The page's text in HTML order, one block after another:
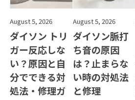
August 5, 2026
ダイソン トリ
ガー反応しな
い？原因と自
分でできる対
処法・修理ガ
August 5, 2026
ダイソン脈打
ち音の原因
は？止まらな
い時の対処法
と修理